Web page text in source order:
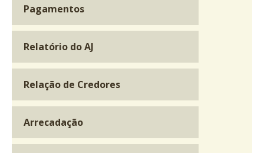
Pagamentos
Relatório do AJ
Relação de Credores
Arrecadação